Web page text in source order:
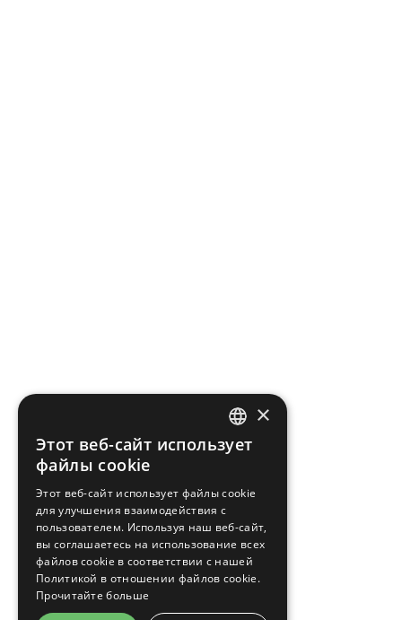
CZECH
RUSSIAN
×
Этот веб-сайт использует
файлы cookie
Этот веб-сайт использует файлы cookie
для улучшения взаимодействия с
пользователем. Используя наш веб-сайт,
вы соглашаетесь на использование всех
файлов cookie в соответствии с нашей
Политикой в ​​отношении файлов cookie.
Прочитайте больше